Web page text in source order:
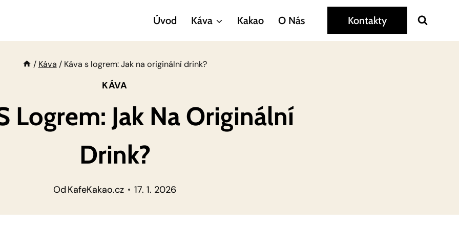
Úvod Káva Kakao O Nás Kontakty
/ Káva / Káva s logrem: Jak na originální drink?
KÁVA
Logrem: Jak Na Originální
Drink?
Od KafeKakao.cz 17. 1. 2026